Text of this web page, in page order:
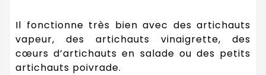
Il fonctionne très bien avec des artichauts
vapeur, des artichauts vinaigrette, des
cœurs d’artichauts en salade ou des petits
artichauts poivrade.